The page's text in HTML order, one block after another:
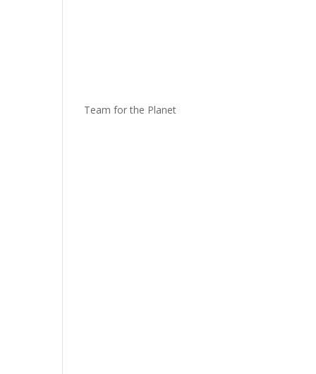
Team for the Planet